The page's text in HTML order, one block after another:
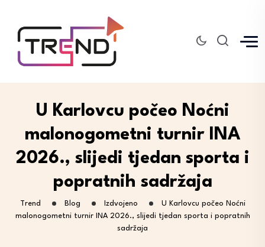
U Karlovcu počeo Noćni
malonogometni turnir INA
2026., slijedi tjedan sporta i
popratnih sadržaja
Trend Blog Izdvojeno
U Karlovcu počeo Noćni
malonogometni turnir INA 2026., slijedi tjedan sporta i popratnih
sadržaja